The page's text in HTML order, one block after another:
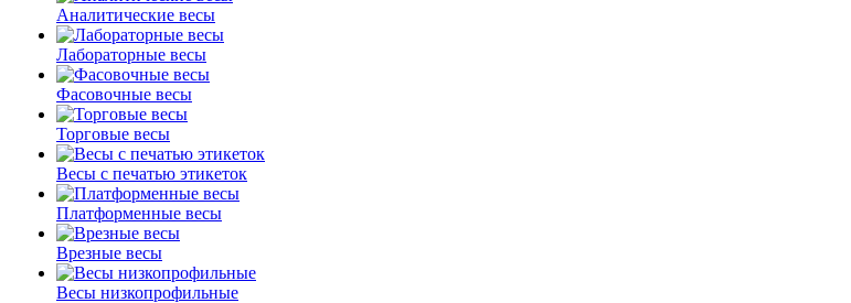
Аналитические весы
Лабораторные весы
Фасовочные весы
Торговые весы
Весы с печатью этикеток
Платформенные весы
Врезные весы
Весы низкопрофильные